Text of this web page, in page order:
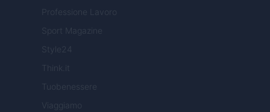
Professione Lavoro
Sport Magazine
Style24
Think.it
Tuobenessere
Viaggiamo